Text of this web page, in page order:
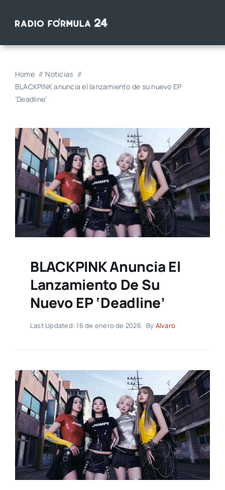
Home
Noticias
BLACKPINK anuncia el lanzamiento de su nuevo EP
‘Deadline’
BLACKPINK Anuncia El
Lanzamiento De Su
Nuevo EP ‘Deadline’
Last Updated: 16 de enero de 2026 By Alvaro